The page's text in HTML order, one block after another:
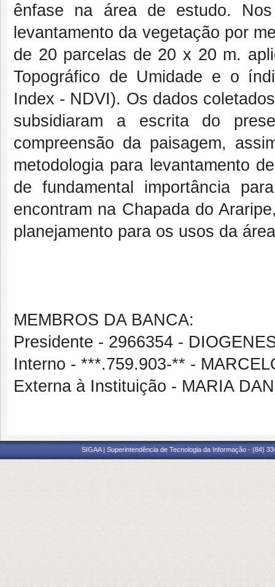
ênfase na área de estudo.
levantamento da vegetação por
de 20 parcelas de 20 x 20 m.
Topográfico de Umidade e o
Index - NDVI). Os dados
subsidiaram a escrita do
compreensão da paisagem,
metodologia para levantamento
de fundamental importância
encontram na Chapada do
planejamento para os usos da
MEMBROS DA BANCA:
Presidente - 2966354 -
Interno - ***.759.903-** -
Externa à Instituição - MARIA
SIGAA | Superintendência de Tecnologia da Informação - (84)